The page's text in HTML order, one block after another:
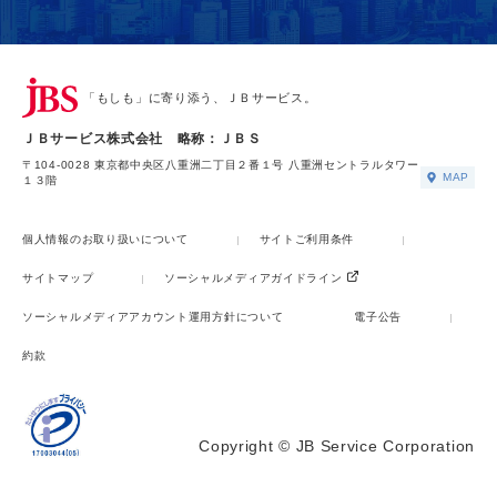
「もしも」に寄り添う、ＪＢサービス。
ＪＢサービス株式会社 略称：ＪＢＳ
〒104-0028 東京都中央区八重洲二丁目２番１号 八重洲セントラルタワー
１３階
MAP
個人情報のお取り扱いについて サイトご利用条件
サイトマップ ソーシャルメディアガイドライン
ソーシャルメディアアカウント運用方針について 電子公告
約款
Copyright © JB Service Corporation